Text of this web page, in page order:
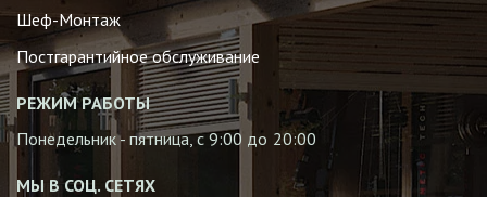
Шеф-Монтаж
Постгарантийное обслуживание
РЕЖИМ РАБОТЫ
Понедельник - пятница, с 9:00 до 20:00
МЫ В СОЦ. СЕТЯХ